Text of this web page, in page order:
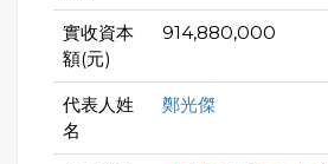
實收資本
額(元)
914,880,000
代表人姓
名
鄭光傑